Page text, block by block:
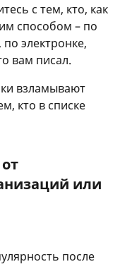
с тем, кто, как
способом – по
электронке,
вам писал.
взламывают
кто в списке
или
после